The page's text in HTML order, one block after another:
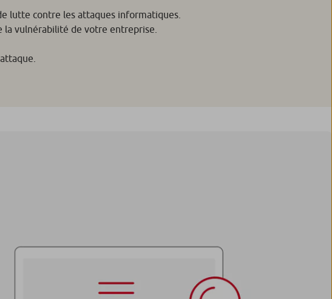
lutte contre les attaques informatiques.
la vulnérabilité de votre entreprise.